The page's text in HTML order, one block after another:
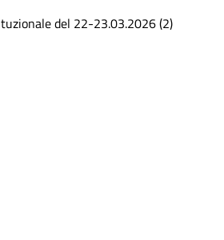
del 22-23.03.2026 (2)